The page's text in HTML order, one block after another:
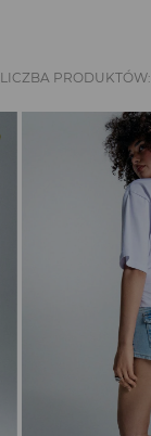
LICZBA PRODUKTÓW: